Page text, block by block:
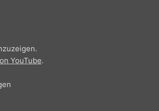
YouTube anzeigen
YouTube.